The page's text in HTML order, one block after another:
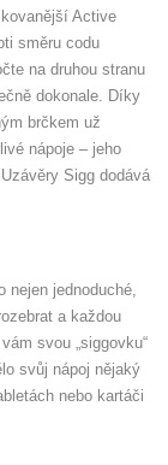
Active
směru codu
na druhou stranu
dokonale. Díky
brčkem už
nápoje – jeho
Sigg dodává
jednoduché,
a každou
svou „siggovku“
svůj nápoj nějaký
nebo kartáči